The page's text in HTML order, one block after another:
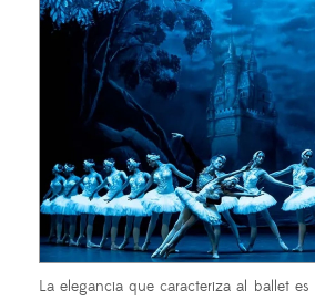
La elegancia que caracteriza al ballet